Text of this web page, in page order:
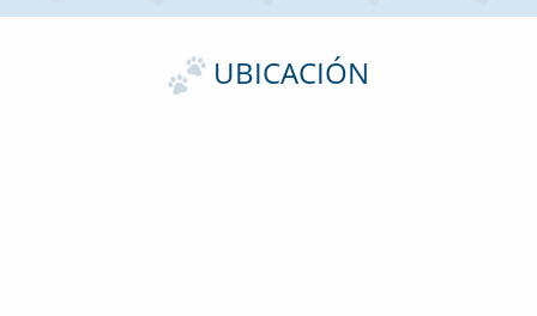
UBICACIÓN